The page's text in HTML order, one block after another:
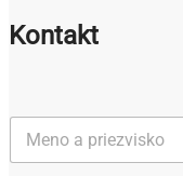
Kontakt
M
n